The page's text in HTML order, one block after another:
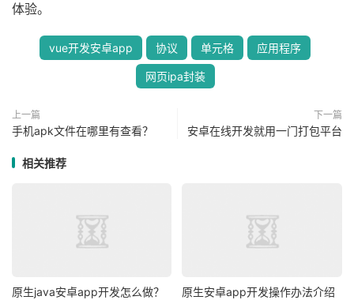
体验。
vue开发安卓app 协议 单元格 应用程序
网页ipa封装
上一篇
手机apk文件在哪里有查看？
下一篇
安卓在线开发就用一门打包平台
相关推荐
原生java安卓app开发怎么做？ 原生安卓app开发操作办法介绍